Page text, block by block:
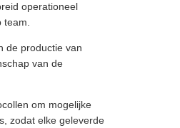
operationeel
de productie van
van de
om mogelijke
zodat elke geleverde